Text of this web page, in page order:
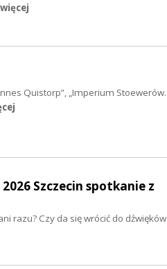
Quistorp”, „Imperium Stoewerów.
Szczecin spotkanie z
razu? Czy da się wrócić do dźwięków